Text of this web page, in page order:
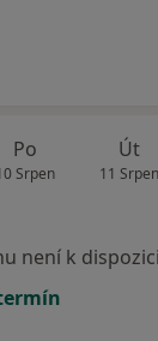
Po
Srpen
Út
11 Srpen
není k dispozici